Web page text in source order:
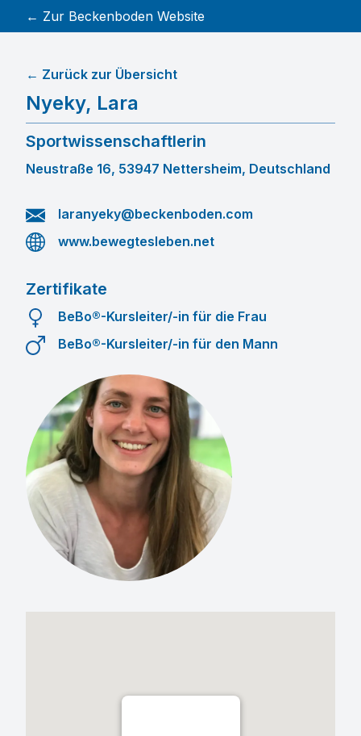
← Zur Beckenboden Website
Nyeky, Lara
← Zurück zur Übersicht
Sportwissenschaftlerin
Neustraße 16, 53947 Nettersheim, Deutschland
laranyeky@beckenboden.com
www.bewegtesleben.net
Zertifikate
BeBo®-Kursleiter/-in für die Frau
BeBo®-Kursleiter/-in für den Mann